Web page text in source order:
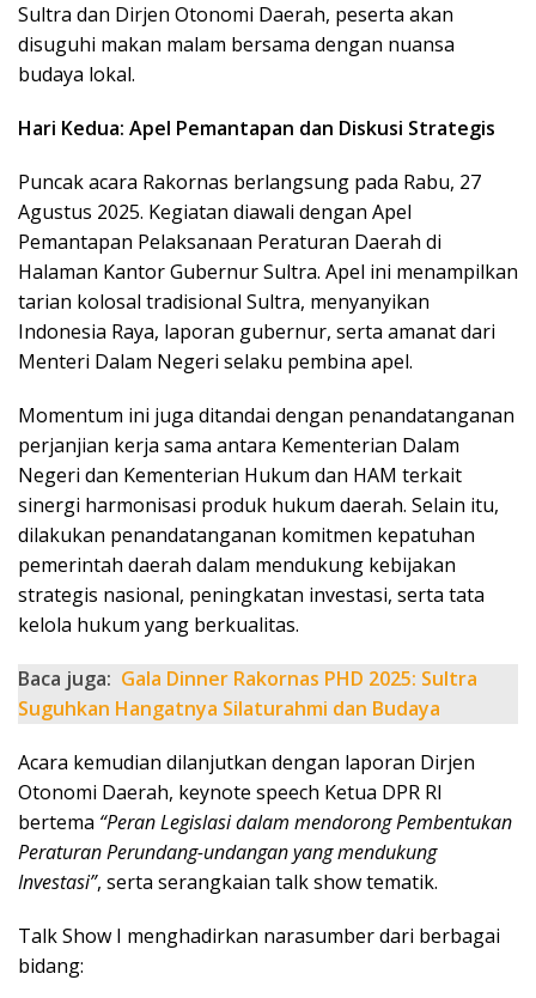
Sultra dan Dirjen Otonomi Daerah, peserta akan
disuguhi makan malam bersama dengan nuansa
budaya lokal.
Hari Kedua: Apel Pemantapan dan Diskusi Strategis
Puncak acara Rakornas berlangsung pada Rabu, 27
Agustus 2025. Kegiatan diawali dengan Apel
Pemantapan Pelaksanaan Peraturan Daerah di
Halaman Kantor Gubernur Sultra. Apel ini menampilkan
tarian kolosal tradisional Sultra, menyanyikan
Indonesia Raya, laporan gubernur, serta amanat dari
Menteri Dalam Negeri selaku pembina apel.
Momentum ini juga ditandai dengan penandatanganan
perjanjian kerja sama antara Kementerian Dalam
Negeri dan Kementerian Hukum dan HAM terkait
sinergi harmonisasi produk hukum daerah. Selain itu,
dilakukan penandatanganan komitmen kepatuhan
pemerintah daerah dalam mendukung kebijakan
strategis nasional, peningkatan investasi, serta tata
kelola hukum yang berkualitas.
Baca juga: Gala Dinner Rakornas PHD 2025: Sultra
Suguhkan Hangatnya Silaturahmi dan Budaya
Acara kemudian dilanjutkan dengan laporan Dirjen
Otonomi Daerah, keynote speech Ketua DPR RI
bertema “Peran Legislasi dalam mendorong Pembentukan
Peraturan Perundang-undangan yang mendukung
Investasi”, serta serangkaian talk show tematik.
Talk Show I menghadirkan narasumber dari berbagai
bidang: